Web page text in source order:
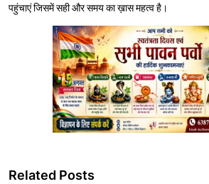
पहुंचाएं जिसमें सही और समय का ख़ास महत्व है।
Related Posts